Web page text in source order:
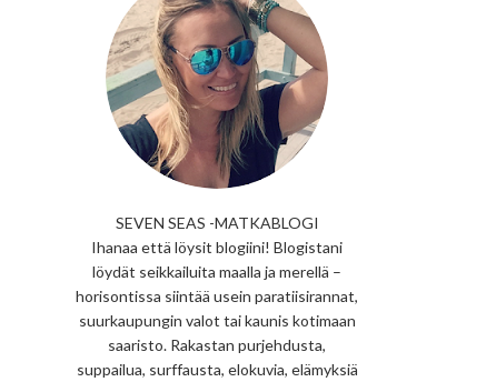
SEVEN SEAS -MATKABLOGI
Ihanaa että löysit blogiini! Blogistani
löydät seikkailuita maalla ja merellä –
horisontissa siintää usein paratiisirannat,
suurkaupungin valot tai kaunis kotimaan
saaristo. Rakastan purjehdusta,
suppailua, surffausta, elokuvia, elämyksiä